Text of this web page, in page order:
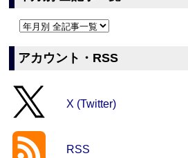
アカウント・RSS
X (Twitter)
RSS